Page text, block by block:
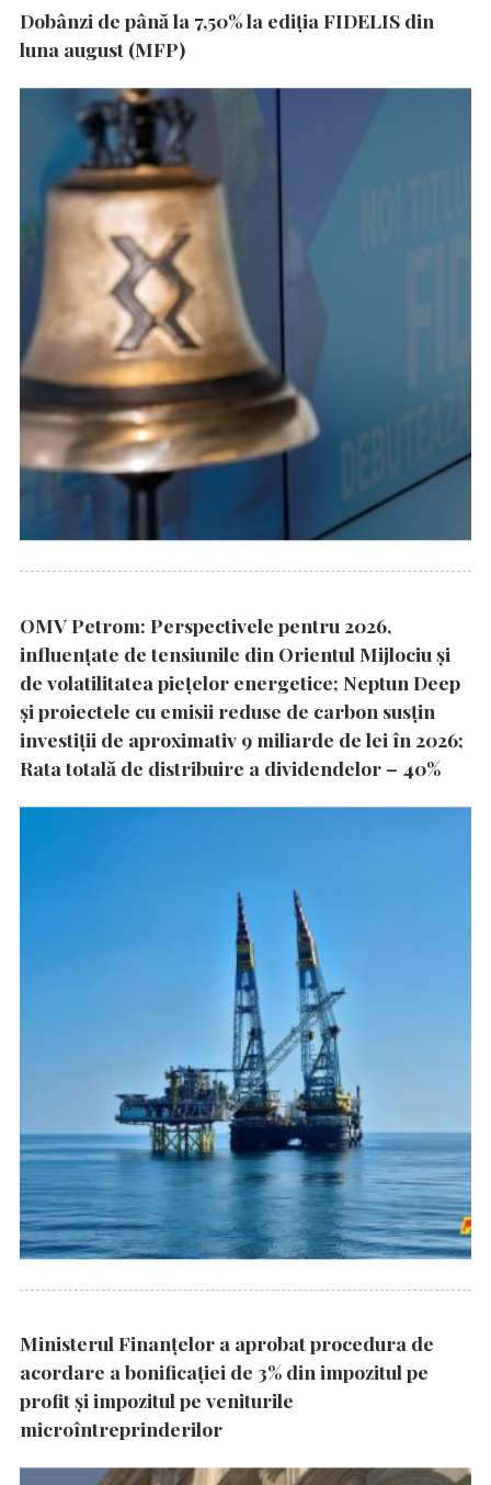
Dobânzi de până la 7,50% la ediția FIDELIS din
luna august (MFP)
OMV Petrom: Perspectivele pentru 2026,
influențate de tensiunile din Orientul Mijlociu și
de volatilitatea piețelor energetice; Neptun Deep
și proiectele cu emisii reduse de carbon susțin
investiții de aproximativ 9 miliarde de lei în 2026;
Rata totală de distribuire a dividendelor – 40%
Ministerul Finanțelor a aprobat procedura de
acordare a bonificației de 3% din impozitul pe
profit și impozitul pe veniturile
microîntreprinderilor